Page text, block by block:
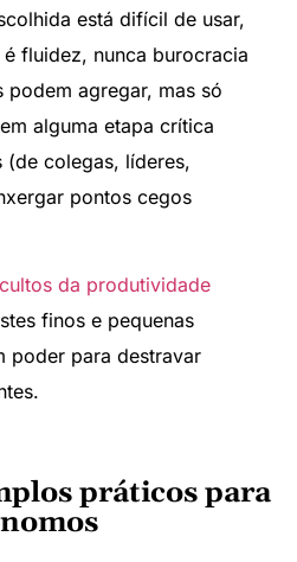
está difícil de usar,
fluidez, nunca burocracia
podem agregar, mas só
alguma etapa crítica
(de colegas, líderes,
pontos cegos
da produtividade
finos e pequenas
poder para destravar
práticos para